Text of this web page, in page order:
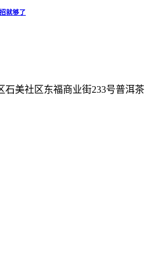
就够了
石美社区东福商业街233号普洱茶